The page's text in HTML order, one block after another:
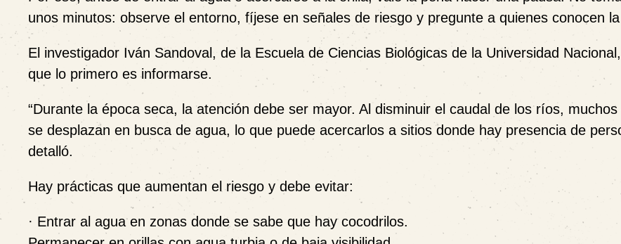
unos minutos: observe el entorno, fíjese en señales de riesgo y pregunte a quienes conocen
El investigador Iván Sandoval, de la Escuela de Ciencias Biológicas de la Universidad
que lo primero es informarse.
“Durante la época seca, la atención debe ser mayor. Al disminuir el caudal de los ríos,
se desplazan en busca de agua, lo que puede acercarlos a sitios donde hay presencia de
detalló.
Hay prácticas que aumentan el riesgo y debe evitar:
· Entrar al agua en zonas donde se sabe que hay cocodrilos.